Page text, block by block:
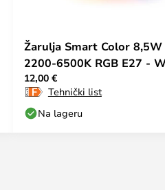
Žarulja Smart Color
2200-6500K RGB E27 -
12,00 €
Tehnički list
Na lageru